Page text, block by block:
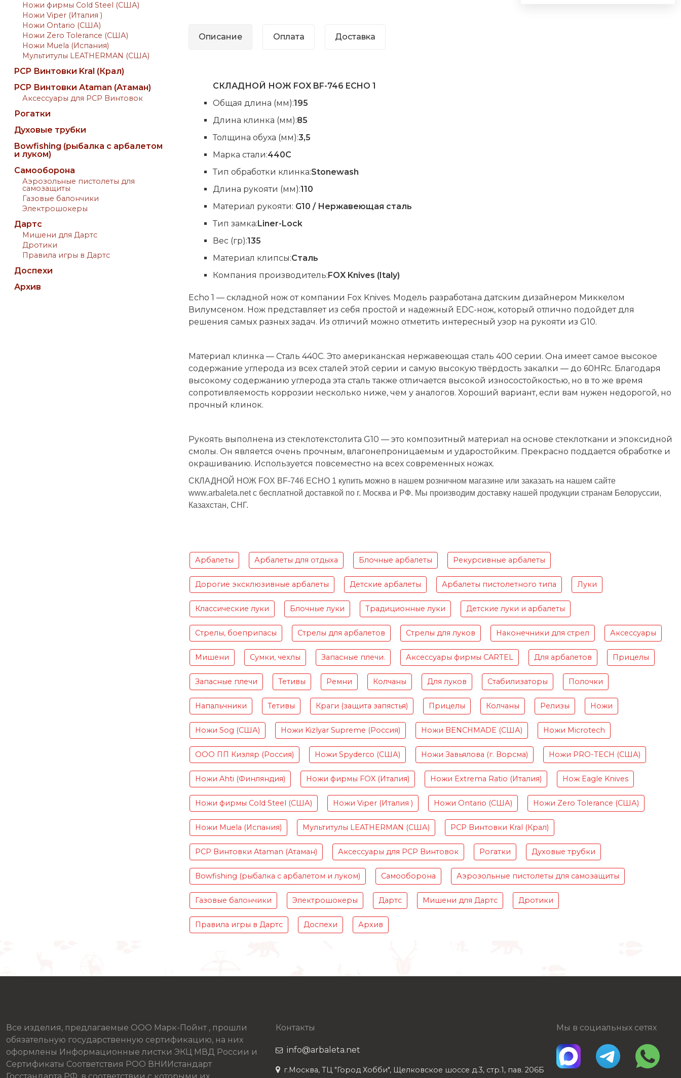
Ножи фирмы Cold Steel (США)
Ножи Viper (Италия )
Ножи Ontario (США)
Ножи Zero Tolerance (США)
Ножи Muela (Испания)
Мультитулы LEATHERMAN (США)
PCP Винтовки Kral (Крал)
PCP Винтовки Ataman (Атаман)
Аксессуары для PCP Винтовок
Рогатки
Духовые трубки
Bowfishing (рыбалка с арбалетом
и луком)
Самооборона
Аэрозольные пистолеты для
самозащиты
Газовые балончики
Электрошокеры
Дартс
Мишени для Дартс
Дротики
Правила игры в Дартс
Доспехи
Архив
Описание Оплата Доставка
СКЛАДНОЙ НОЖ FOX BF-746 ECHO 1
Общая длина (мм):195
Длина клинка (мм):85
Толщина обуха (мм):3,5
Марка стали:440C
Тип обработки клинка:Stonewash
Длина рукояти (мм):110
Материал рукояти: G10 / Нержавеющая сталь
Тип замка:Liner-Lock
Вес (гр):135
Материал клипсы:Сталь
Компания производитель:FOX Knives (Italy)
Echo 1 — складной нож от компании Fox Knives. Модель разработана датским дизайнером Миккелом
Вилумсеном. Нож представляет из себя простой и надежный EDC-нож, который отлично подойдет для
решения самых разных задач. Из отличий можно отметить интересный узор на рукояти из G10.
Материал клинка — Сталь 440С. Это американская нержавеющая сталь 400 серии. Она имеет самое высокое
содержание углерода из всех сталей этой серии и самую высокую твёрдость закалки — до 60HRc. Благодаря
высокому содержанию углерода эта сталь также отличается высокой износостойкостью, но в то же время
сопротивляемость коррозии несколько ниже, чем у аналогов. Хороший вариант, если вам нужен недорогой, но
прочный клинок.
Рукоять выполнена из стеклотекстолита G10 — это композитный материал на основе стеклоткани и эпоксидной
смолы. Он является очень прочным, влагонепроницаемым и ударостойким. Прекрасно поддается обработке и
окрашиванию. Используется повсеместно на всех современных ножах.
СКЛАДНОЙ НОЖ FOX BF-746 ECHO 1 купить можно в нашем розничном магазине или заказать на нашем сайте
www.arbaleta.net с бесплатной доставкой по г. Москва и РФ. Мы производим доставку нашей продукции странам Белоруссии,
Казахстан, СНГ.
Арбалеты Арбалеты для отдыха Блочные арбалеты Рекурсивные арбалеты
Дорогие эксклюзивные арбалеты Детские арбалеты Арбалеты пистолетного типа Луки
Классические луки Блочные луки Традиционные луки Детские луки и арбалеты
Стрелы, боеприпасы Стрелы для арбалетов Стрелы для луков Наконечники для стрел Аксессуары
Мишени Сумки, чехлы Запасные плечи. Аксессуары фирмы CARTEL Для арбалетов Прицелы
Запасные плечи Тетивы Ремни Колчаны Для луков Стабилизаторы Полочки
Напальчники Тетивы Краги (защита запястья) Прицелы Колчаны Релизы Ножи
Ножи Sog (США) Ножи Kizlyar Supreme (Россия) Ножи BENCHMADE (США) Ножи Microtech
ООО ПП Кизляр (Россия) Ножи Spyderco (США) Ножи Завьялова (г. Ворсма) Ножи PRO-TECH (США)
Ножи Ahti (Финляндия) Ножи фирмы FOX (Италия) Ножи Extrema Ratio (Италия) Нож Eagle Knives
Ножи фирмы Cold Steel (США) Ножи Viper (Италия ) Ножи Ontario (США) Ножи Zero Tolerance (США)
Ножи Muela (Испания) Мультитулы LEATHERMAN (США) PCP Винтовки Kral (Крал)
PCP Винтовки Ataman (Атаман) Аксессуары для PCP Винтовок Рогатки Духовые трубки
Bowfishing (рыбалка с арбалетом и луком) Самооборона Аэрозольные пистолеты для самозащиты
Газовые балончики Электрошокеры Дартс Мишени для Дартс Дротики
Правила игры в Дартс Доспехи Архив
Все изделия, предлагаемые ООО Марк-Пойнт , прошли
обязательную государственную сертификацию, на них
оформлены Информационные листки ЭКЦ МВД России и
Сертификаты Соответствия РОО ВНИИстандарт
Контакты
info@arbaleta.net
г.Москва, ТЦ "Город Хобби", Щелковское шоссе д.3, стр.1, пав. 206Б
Мы в социальных сетях